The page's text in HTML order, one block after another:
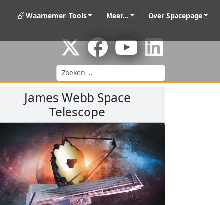
Waarnemen Tools Meer... Over Spacepage
Zoeken
James Webb Space
Telescope